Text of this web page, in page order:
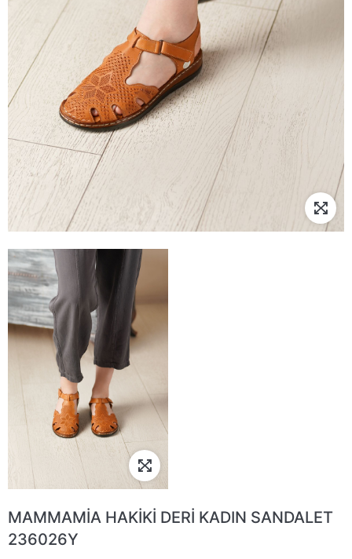
MAMMAMİA HAKİKİ DERİ KADIN SANDALET
236026Y